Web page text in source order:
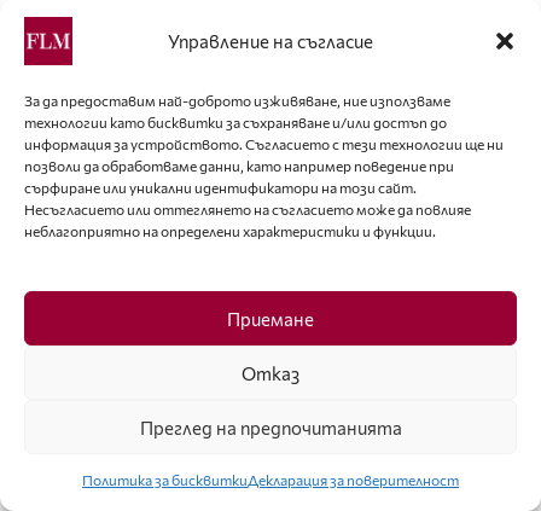
Управление на съгласие
За да предоставим най-доброто изживяване, ние използваме
технологии като бисквитки за съхраняване и/или достъп до
информация за устройството. Съгласието с тези технологии ще ни
позволи да обработваме данни, като например поведение при
сърфиране или уникални идентификатори на този сайт.
Несъгласието или оттеглянето на съгласието може да повлияе
неблагоприятно на определени характеристики и функции.
Приемане
Отказ
Преглед на предпочитанията
Политика за бисквиткиДекларация за поверителност